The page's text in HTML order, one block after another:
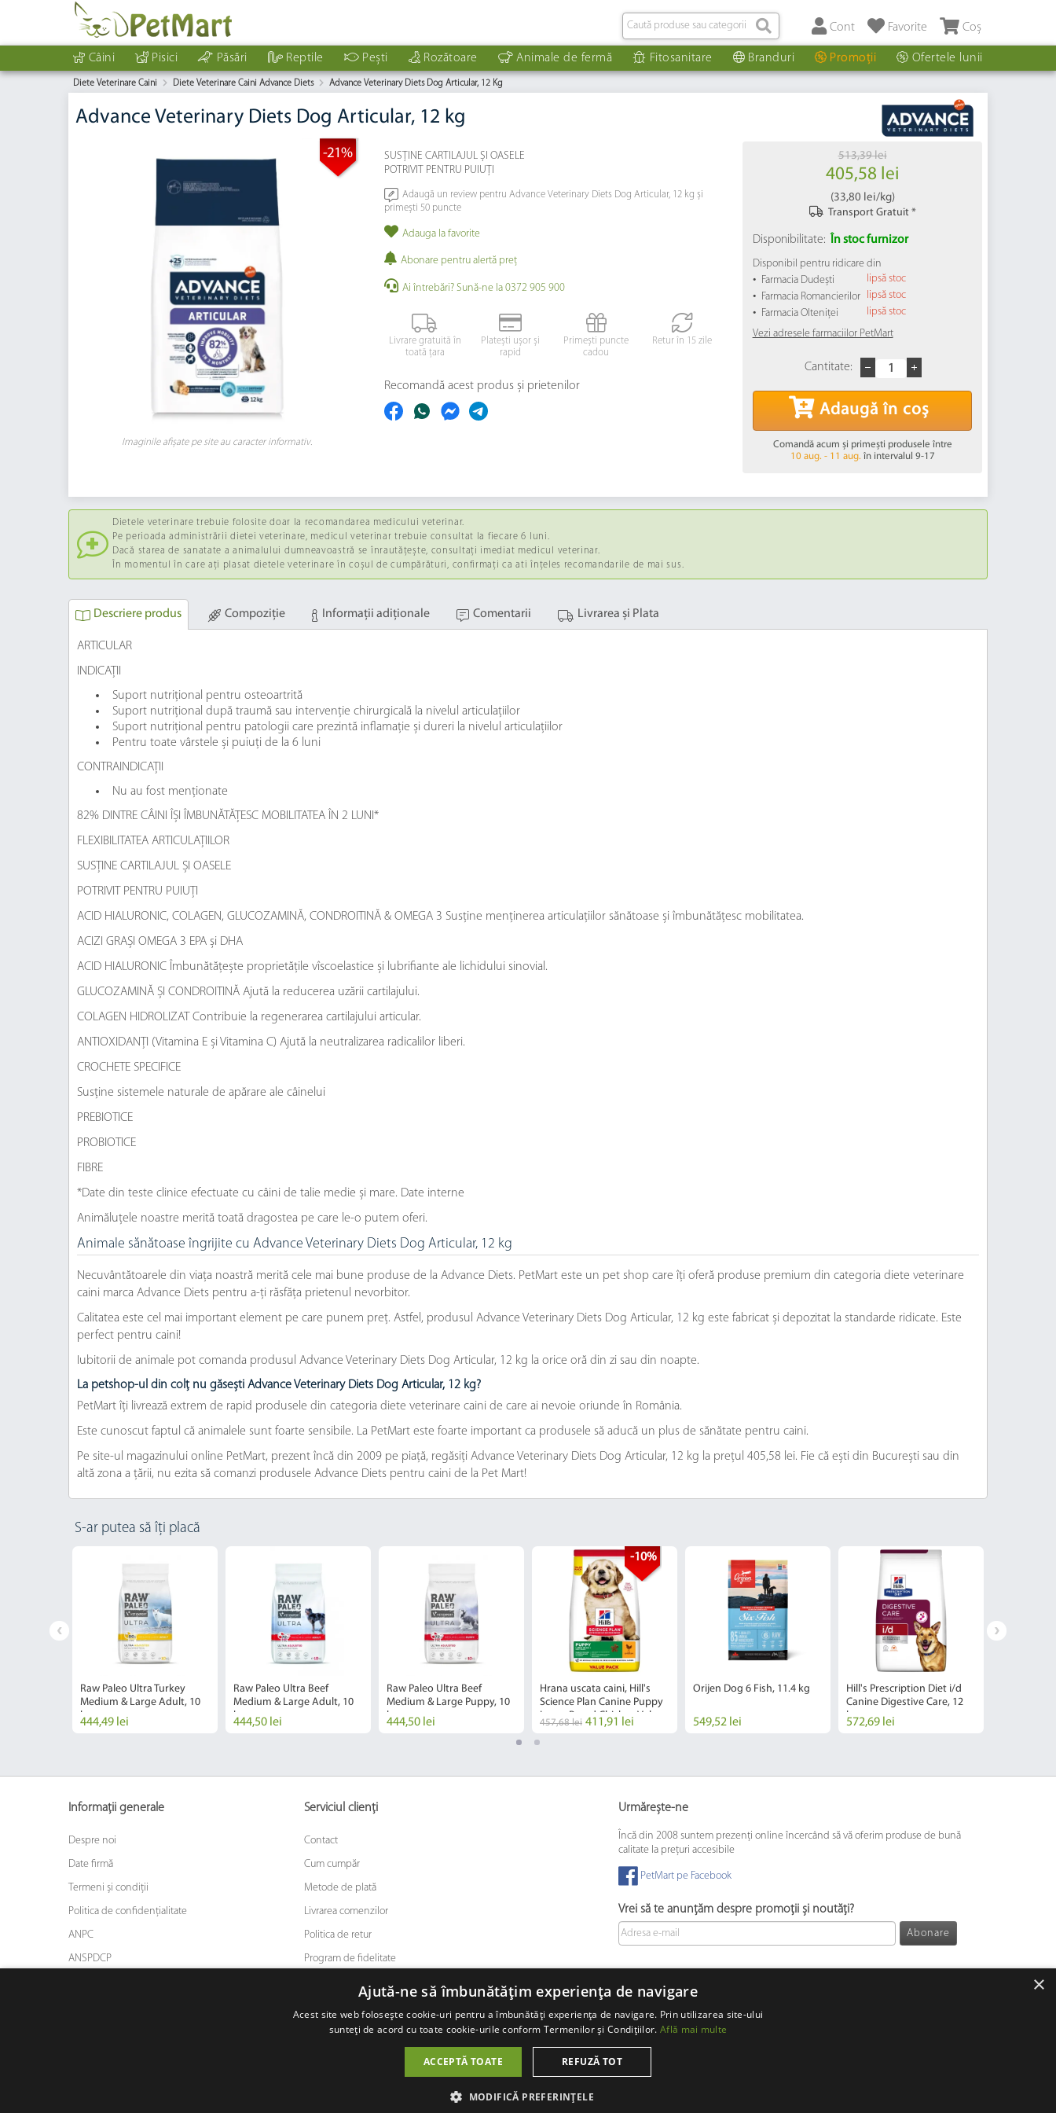
Coș
Favorite
Cont
Câini Pisici Păsări Reptile Pești Rozătoare Animale de fermă Fitosanitare Branduri Promoții Ofertele lunii
Diete Veterinare Caini Diete Veterinare Caini Advance Diets Advance Veterinary Diets Dog Articular, 12 Kg
Advance Veterinary Diets Dog Articular, 12 kg
-21%
Imaginile afișate pe site au caracter informativ.
513,39 lei
405,58 lei
(33,80 lei/kg)
Transport Gratuit *
Disponibilitate: În stoc furnizor
Disponibil pentru ridicare din
• Farmacia Dudești lipsă stoc
• Farmacia Romancierilor lipsă stoc
• Farmacia Olteniței
lipsă stoc
Vezi adresele farmaciilor PetMart
Cantitate:
Adaugă în coș
Comandă acum și primești produsele între
10 aug. - 11 aug.în intervalul 9-17
SUSȚINE CARTILAJUL ȘI OASELE
POTRIVIT PENTRU PUIUȚI
Adaugă un review pentru Advance Veterinary Diets Dog Articular, 12 kg și
primești 50 puncte
Adauga la favorite
Abonare pentru alertă preţ
Ai întrebări? Sună-ne la 0372 905 900
Livrare gratuită în
toată țara
Platești ușor și
rapid
Primești puncte
cadou
Retur în 15 zile
Recomandă acest produs și prietenilor
Dietele veterinare trebuie folosite doar la recomandarea medicului veterinar.
Pe perioada administrării dietei veterinare, medicul veterinar trebuie consultat la fiecare 6 luni.
Dacă starea de sanatate a animalului dumneavoastră se înrautățește, consultați imediat medicul veterinar.
În momentul în care ați plasat dietele veterinare în coșul de cumpărături, confirmați ca ati înțeles recomandarile de mai sus.
Descriere produs Compoziție Informaţii adiţionale Comentarii Livrarea și Plata
ARTICULAR
INDICAȚII
Suport nutrițional pentru osteoartrită
Suport nutrițional după traumă sau intervenție chirurgicală la nivelul articulațiilor
Suport nutrițional pentru patologii care prezintă inflamație și dureri la nivelul articulațiilor
Pentru toate vârstele și puiuți de la 6 luni
CONTRAINDICAȚII
Nu au fost menționate
82% DINTRE CÂINI ÎȘI ÎMBUNĂTĂȚESC MOBILITATEA ÎN 2 LUNI*
FLEXIBILITATEA ARTICULAȚIILOR
SUSȚINE CARTILAJUL ȘI OASELE
POTRIVIT PENTRU PUIUȚI
ACID HIALURONIC, COLAGEN, GLUCOZAMINĂ, CONDROITINĂ & OMEGA 3 Susține menținerea articulațiilor sănătoase și îmbunătățesc mobilitatea.
ACIZI GRAȘI OMEGA 3 EPA și DHA
ACID HIALURONIC Îmbunătățește proprietățile vîscoelastice și lubrifiante ale lichidului sinovial.
GLUCOZAMINĂ ȘI CONDROITINĂ Ajută la reducerea uzării cartilajului.
COLAGEN HIDROLIZAT Contribuie la regenerarea cartilajului articular.
ANTIOXIDANȚI (Vitamina E și Vitamina C) Ajută la neutralizarea radicalilor liberi.
CROCHETE SPECIFICE
Susține sistemele naturale de apărare ale câinelui
PREBIOTICE
PROBIOTICE
FIBRE
*Date din teste clinice efectuate cu câini de talie medie și mare. Date interne
Animăluțele noastre merită toată dragostea pe care le-o putem oferi.
Animale sănătoase îngrijite cu Advance Veterinary Diets Dog Articular, 12 kg
Necuvântătoarele din viața noastră merită cele mai bune produse de la Advance Diets. PetMart este un pet shop care îți oferă produse premium din categoria diete veterinare
caini marca Advance Diets pentru a-ți răsfăța prietenul nevorbitor.
Calitatea este cel mai important element pe care punem preț. Astfel, produsul Advance Veterinary Diets Dog Articular, 12 kg este fabricat și depozitat la standarde ridicate. Este
perfect pentru caini!
Iubitorii de animale pot comanda produsul Advance Veterinary Diets Dog Articular, 12 kg la orice oră din zi sau din noapte.
La petshop-ul din colț nu găsești Advance Veterinary Diets Dog Articular, 12 kg?
PetMart îți livrează extrem de rapid produsele din categoria diete veterinare caini de care ai nevoie oriunde în România.
Este cunoscut faptul că animalele sunt foarte sensibile. La PetMart este foarte important ca produsele să aducă un plus de sănătate pentru caini.
Pe site-ul magazinului online PetMart, prezent încă din 2009 pe piață, regăsiți Advance Veterinary Diets Dog Articular, 12 kg la prețul 405,58 lei. Fie că ești din București sau din
altă zona a țării, nu ezita să comanzi produsele Advance Diets pentru caini de la Pet Mart!
S-ar putea să îți placă
Raw Paleo Ultra Turkey
Medium & Large Adult, 10
kg
444,49 lei
Raw Paleo Ultra Beef
Medium & Large Adult, 10
kg
444,50 lei
Raw Paleo Ultra Beef
Medium & Large Puppy, 10
kg
444,50 lei
-10%
Hrana uscata caini, Hill's
Science Plan Canine Puppy
Large Breed Chicken Value
Pack, 16 kg
457,68 lei 411,91 lei
Orijen Dog 6 Fish, 11.4 kg
549,52 lei
Hill's Prescription Diet i/d
Canine Digestive Care, 12
kg
572,69 lei
Informații generale
Despre noi
Date firmă
Termeni și condiții
Politica de confidențialitate
ANPC
ANSPDCP
Serviciul clienți
Contact
Cum cumpăr
Metode de plată
Livrarea comenzilor
Politica de retur
Program de fidelitate
Urmărește-ne
Încă din 2008 suntem prezenți online încercând să vă oferim produse de bună
calitate la prețuri accesibile
PetMart pe Facebook
Vrei să te anunțăm despre promoții și noutăți?
Abonare
© 2008 - 2026 PetMart Online SRL.0372 905 900
×
Ajută-ne să îmbunătățim experiența de navigare
Acest site web folosește cookie-uri pentru a îmbunătăți experiența de navigare. Prin utilizarea site-ului
sunteți de acord cu toate cookie-urile conform Termenilor și Condițiilor. Află mai multe
ACCEPTĂ TOATE REFUZĂ TOT
MODIFICĂ PREFERINȚELE